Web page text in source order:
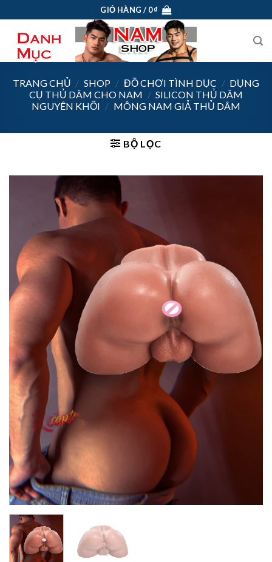
to
content
GIỎ HÀNG / 0₫
TRANG CHỦ / SHOP / ĐỒ CHƠI TÌNH DỤC / DỤNG
CỤ THỦ DÂM CHO NAM / SILICON THỦ DÂM
NGUYÊN KHỐI / MÔNG NAM GIẢ THỦ DÂM
BỘ LỌC